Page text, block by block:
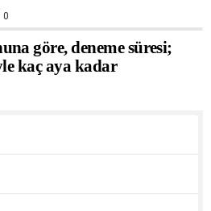
göre, deneme süresi;
kaç aya kadar